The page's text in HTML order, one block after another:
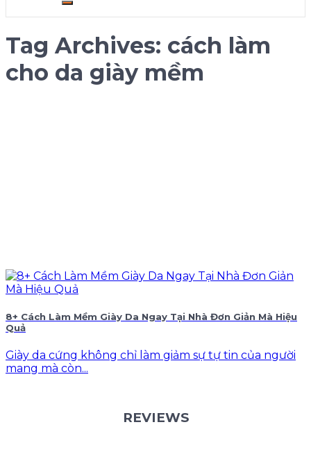
Tag Archives: cách làm
cho da giày mềm​
8+ Cách Làm Mềm Giày Da Ngay Tại Nhà Đơn Giản Mà Hiệu
Quả
Giày da cứng không chỉ làm giảm sự tự tin của người
mang mà còn...
REVIEWS